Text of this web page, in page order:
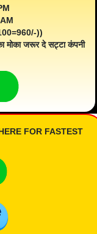
))
मोका जरूर दे सट्टा कंपनी
FOR FASTEST